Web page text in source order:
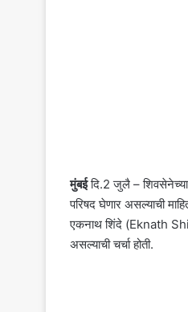
मुंबईदि.2 जुलै – शिवसेनेच्या
परिषद घेणार असल्याची
एकनाथ शिंदे (Eknath
असल्याची चर्चा होती.